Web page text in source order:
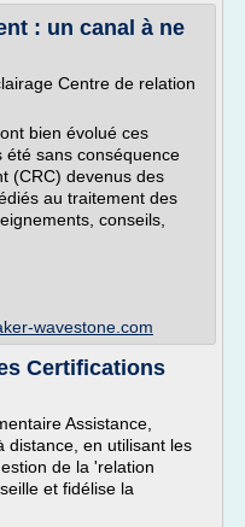
: un canal à ne
Centre de relation
bien évolué ces
sans conséquence
(CRC) devenus des
au traitement des
conseils,
wavestone.com
Certifications
Assistance,
distance, en utilisant les
de la 'relation
et fidélise la